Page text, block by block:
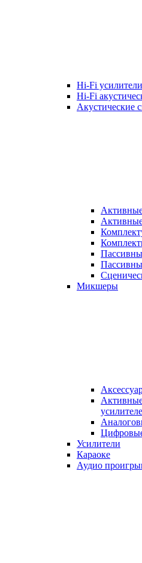
Hi-Fi усилители
Hi-Fi
Акустические
Микшеры
Усилители
Караоке
Аудио